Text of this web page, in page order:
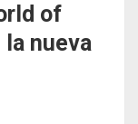
of
la nueva